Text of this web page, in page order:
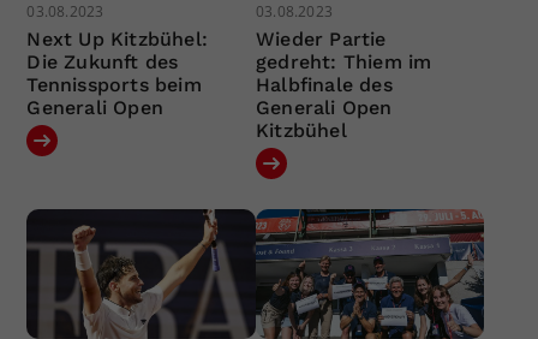
03.08.2023
Next Up Kitzbühel:
Die Zukunft des
Tennissports beim
Generali Open
03.08.2023
Wieder Partie
gedreht: Thiem im
Halbfinale des
Generali Open
Kitzbühel